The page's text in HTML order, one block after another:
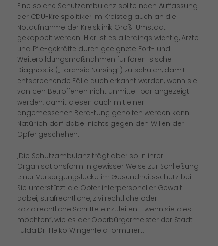
Eine solche Schutzambulanz sollte nach Auffassung
der CDU-Kreispolitiker im Kreistag auch an die
Notaufnahme der Kreisklinik Groß-Umstadt
gekoppelt werden. Hier ist es allerdings wichtig, Ärzte
und Pfle-gekräfte durch geeignete Fort- und
Weiterbildungsmaßnahmen für foren-sische
Diagnostik („Forensic Nursing“) zu schulen, damit
entsprechende Fälle auch erkannt werden, wenn sie
von den Betroffenen nicht unmittel-bar angezeigt
werden, damit diesen auch mit einer
angemessenen Bera-tung geholfen werden kann.
Natürlich darf dabei nichts gegen den Willen der
Opfer geschehen.
Die Schutzambulanz trägt aber so in ihrer
Organisationsform in gewisser Weise zur Schließung
einer Versorgungslücke im Gesundheitsschutz bei.
Sie unterstützt die Opfer interpersoneller Gewalt
dabei, strafrechtliche, zivilrechtliche oder
sozialrechtliche Schritte einzuleiten - wenn sie dies
möchten“, wie es der Oberbürgermeister der Stadt
Fulda Dr. Heiko Wingenfeld formuliert.